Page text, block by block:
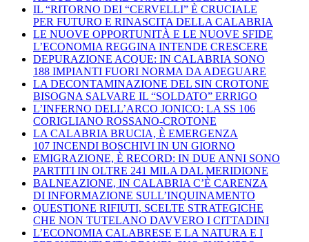
IL “RITORNO DEI “CERVELLI” È CRUCIALE
PER FUTURO E RINASCITA DELLA CALABRIA
LE NUOVE OPPORTUNITÀ E LE NUOVE SFIDE
L’ECONOMIA REGGINA INTENDE CRESCERE
DEPURAZIONE ACQUE: IN CALABRIA SONO
188 IMPIANTI FUORI NORMA DA ADEGUARE
LA DECONTAMINAZIONE DEL SIN CROTONE
BISOGNA SALVARE IL “SOLDATO” ERRIGO
L’INFERNO DELL’ARCO JONICO: LA SS 106
CORIGLIANO ROSSANO-CROTONE
LA CALABRIA BRUCIA, È EMERGENZA
107 INCENDI BOSCHIVI IN UN GIORNO
EMIGRAZIONE, È RECORD: IN DUE ANNI SONO
PARTITI IN OLTRE 241 MILA DAL MERIDIONE
BALNEAZIONE, IN CALABRIA C’È CARENZA
DI INFORMAZIONE SULL’INQUINAMENTO
QUESTIONE RIFIUTI, SCELTE STRATEGICHE
CHE NON TUTELANO DAVVERO I CITTADINI
L’ECONOMIA CALABRESE E LA NATURA E I